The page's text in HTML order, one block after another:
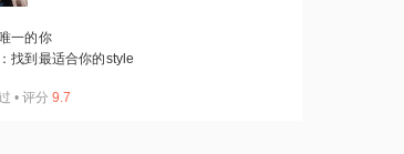
一的你
找到最适合你的style
• 评分 9.7